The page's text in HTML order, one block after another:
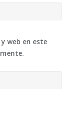
web en este